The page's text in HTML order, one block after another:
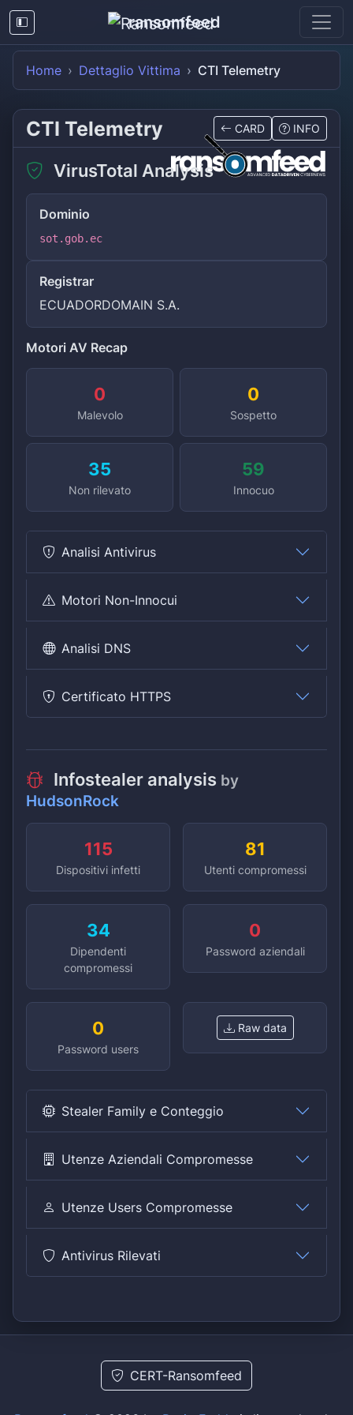
ransomfeed
Home Dettaglio Vittima CTI Telemetry
CTI Telemetry CARD INFO
VirusTotal Analysis
Dominio
sot.gob.ec
Registrar
ECUADORDOMAIN S.A.
Motori AV Recap
0
Malevolo
0
Sospetto
35
Non rilevato
59
Innocuo
Analisi Antivirus
Motori Non-Innocui
Analisi DNS
Certificato HTTPS
Infostealer analysis by
HudsonRock
115
Dispositivi infetti
81
Utenti compromessi
34
Dipendenti
compromessi
0
Password aziendali
0
Password users
Raw data
Stealer Family e Conteggio
Utenze Aziendali Compromesse
Utenze Users Compromesse
Antivirus Rilevati
CERT-Ransomfeed